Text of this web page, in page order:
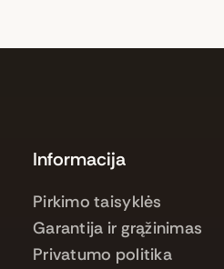
Informacija
Pirkimo taisyklės
Garantija ir grąžinimas
Privatumo politika